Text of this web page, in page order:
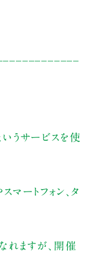
うサービスを使
マートフォン、タ
れますが、開催